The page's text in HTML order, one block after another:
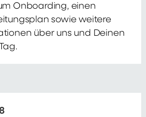
Onboarding, einen
sowie weitere
über uns und Deinen